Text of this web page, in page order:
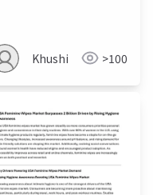
Khushi >100